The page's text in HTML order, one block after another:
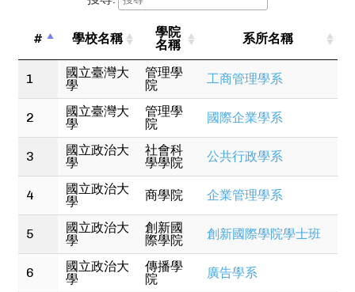
發商）、訂單人員、社區健康工作者、工業安全衛生
工程師、中盤商、行銷經理、地理空間資訊科學家與
技師、旅行社專員、房地產仲介經理、產權審核/概
述/調查人員、廣告及行銷經理、經紀人、採購員、人
資經理、人資專員、勞資關係專家、博物館館長、政
治學家、飯店櫃檯人員、餐飲經理、情報分析員、貸
款業務人員、行政總務經理、預算分析師、飯店經
理、餐飲業基層主管、招待員（餐廳、咖啡館、會客
廳等）、休閒業員工、運動員、主廚、酒吧侍者、服
務生與女服務生、禮賓人員、烘培師、咖啡店店員、
地勤人員、AI人工智慧工程師、物聯網工程師、旅行
社職員、導覽員、娛樂休閒服務人員、博物館工作人
員、廚師
# 學校名稱
學院
名稱
系所名稱
1
國立臺灣大
學
管理學
院
工商管理學系
2
國立臺灣大
學
管理學
院
國際企業學系
3
國立政治大
學
社會科
學學院
公共行政學系
4
國立政治大
學
商學院 企業管理學系
5
國立政治大
學
創新國
際學院
創新國際學院學士班
6
國立政治大
學
傳播學
院
廣告學系